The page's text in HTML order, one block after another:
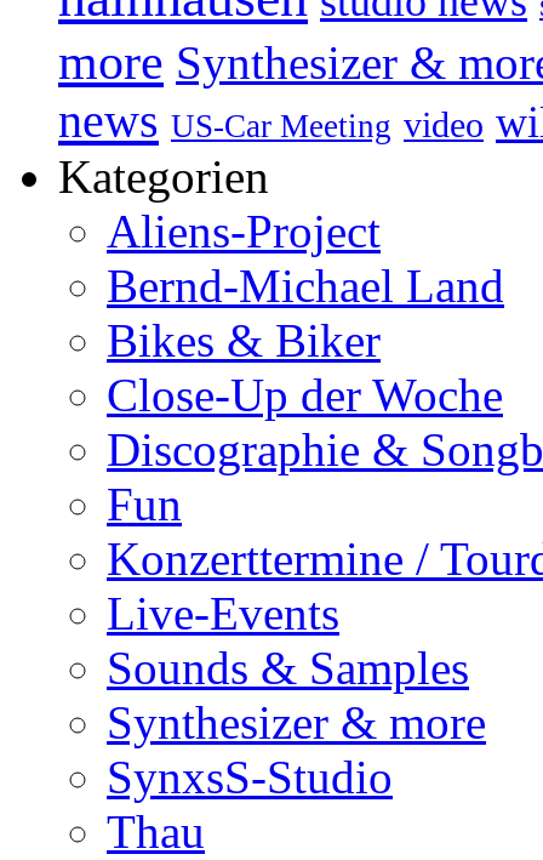
more Synthesizer &
news US-Car Meeting video
Kategorien
Aliens-Project
Bernd-Michael Land
Bikes & Biker
Close-Up der Woche
Discographie &
Fun
Konzerttermine /
Live-Events
Sounds & Samples
Synthesizer & more
SynxsS-Studio
Thau